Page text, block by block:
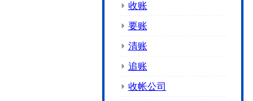
收账
要账
清账
追账
收帐公司